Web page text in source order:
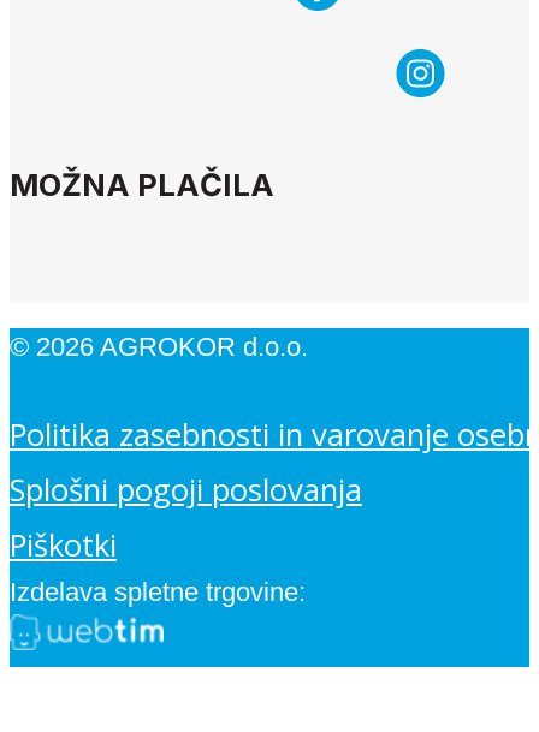
MOŽNA PLAČILA
© 2026 AGROKOR d.o.o.
Politika zasebnosti in varovanje
Splošni pogoji poslovanja
Piškotki
Izdelava spletne trgovine: